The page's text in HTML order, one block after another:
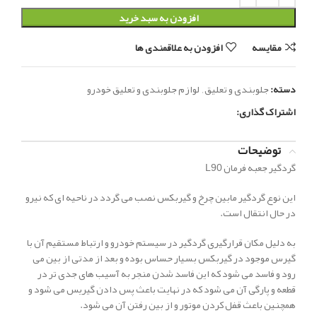
افزودن به سبد خرید
مقایسه
افزودن به علاقمندی ها
دسته:جلوبندی و تعلیق,لوازم جلوبندی و تعلیق خودرو
اشتراک گذاری:
توضیحات
گردگیر جعبه فرمان L90
این نوع گردگیر مابین چرخ و گیربکس نصب می گردد در ناحیه ای که نیرو
در حال انتقال است.
به دلیل مکان قرارگیری گردگیر در سیستم خودرو و ارتباط مستقیم آن با
گیرس موجود در گیربکس بسیار حساس بوده و بعد از مدتی از بین می
رود و فاسد می شود که این فاسد شدن منجر به آسیب های جدی تر در
قطعه و پارگی آن می شود که در نهایت باعث پس دادن گیریس می شود و
همچنین باعث قفل کردن موتور و از بین رفتن آن می شود.